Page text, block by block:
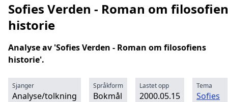
Sofies Verden - Roman om
historie
Analyse av 'Sofies Verden - Roman om filosofiens
historie'.
Sjanger
Analyse/tolkning
Språkform
Bokmål
Lastet opp
2000.05.15
Tema
Sofies